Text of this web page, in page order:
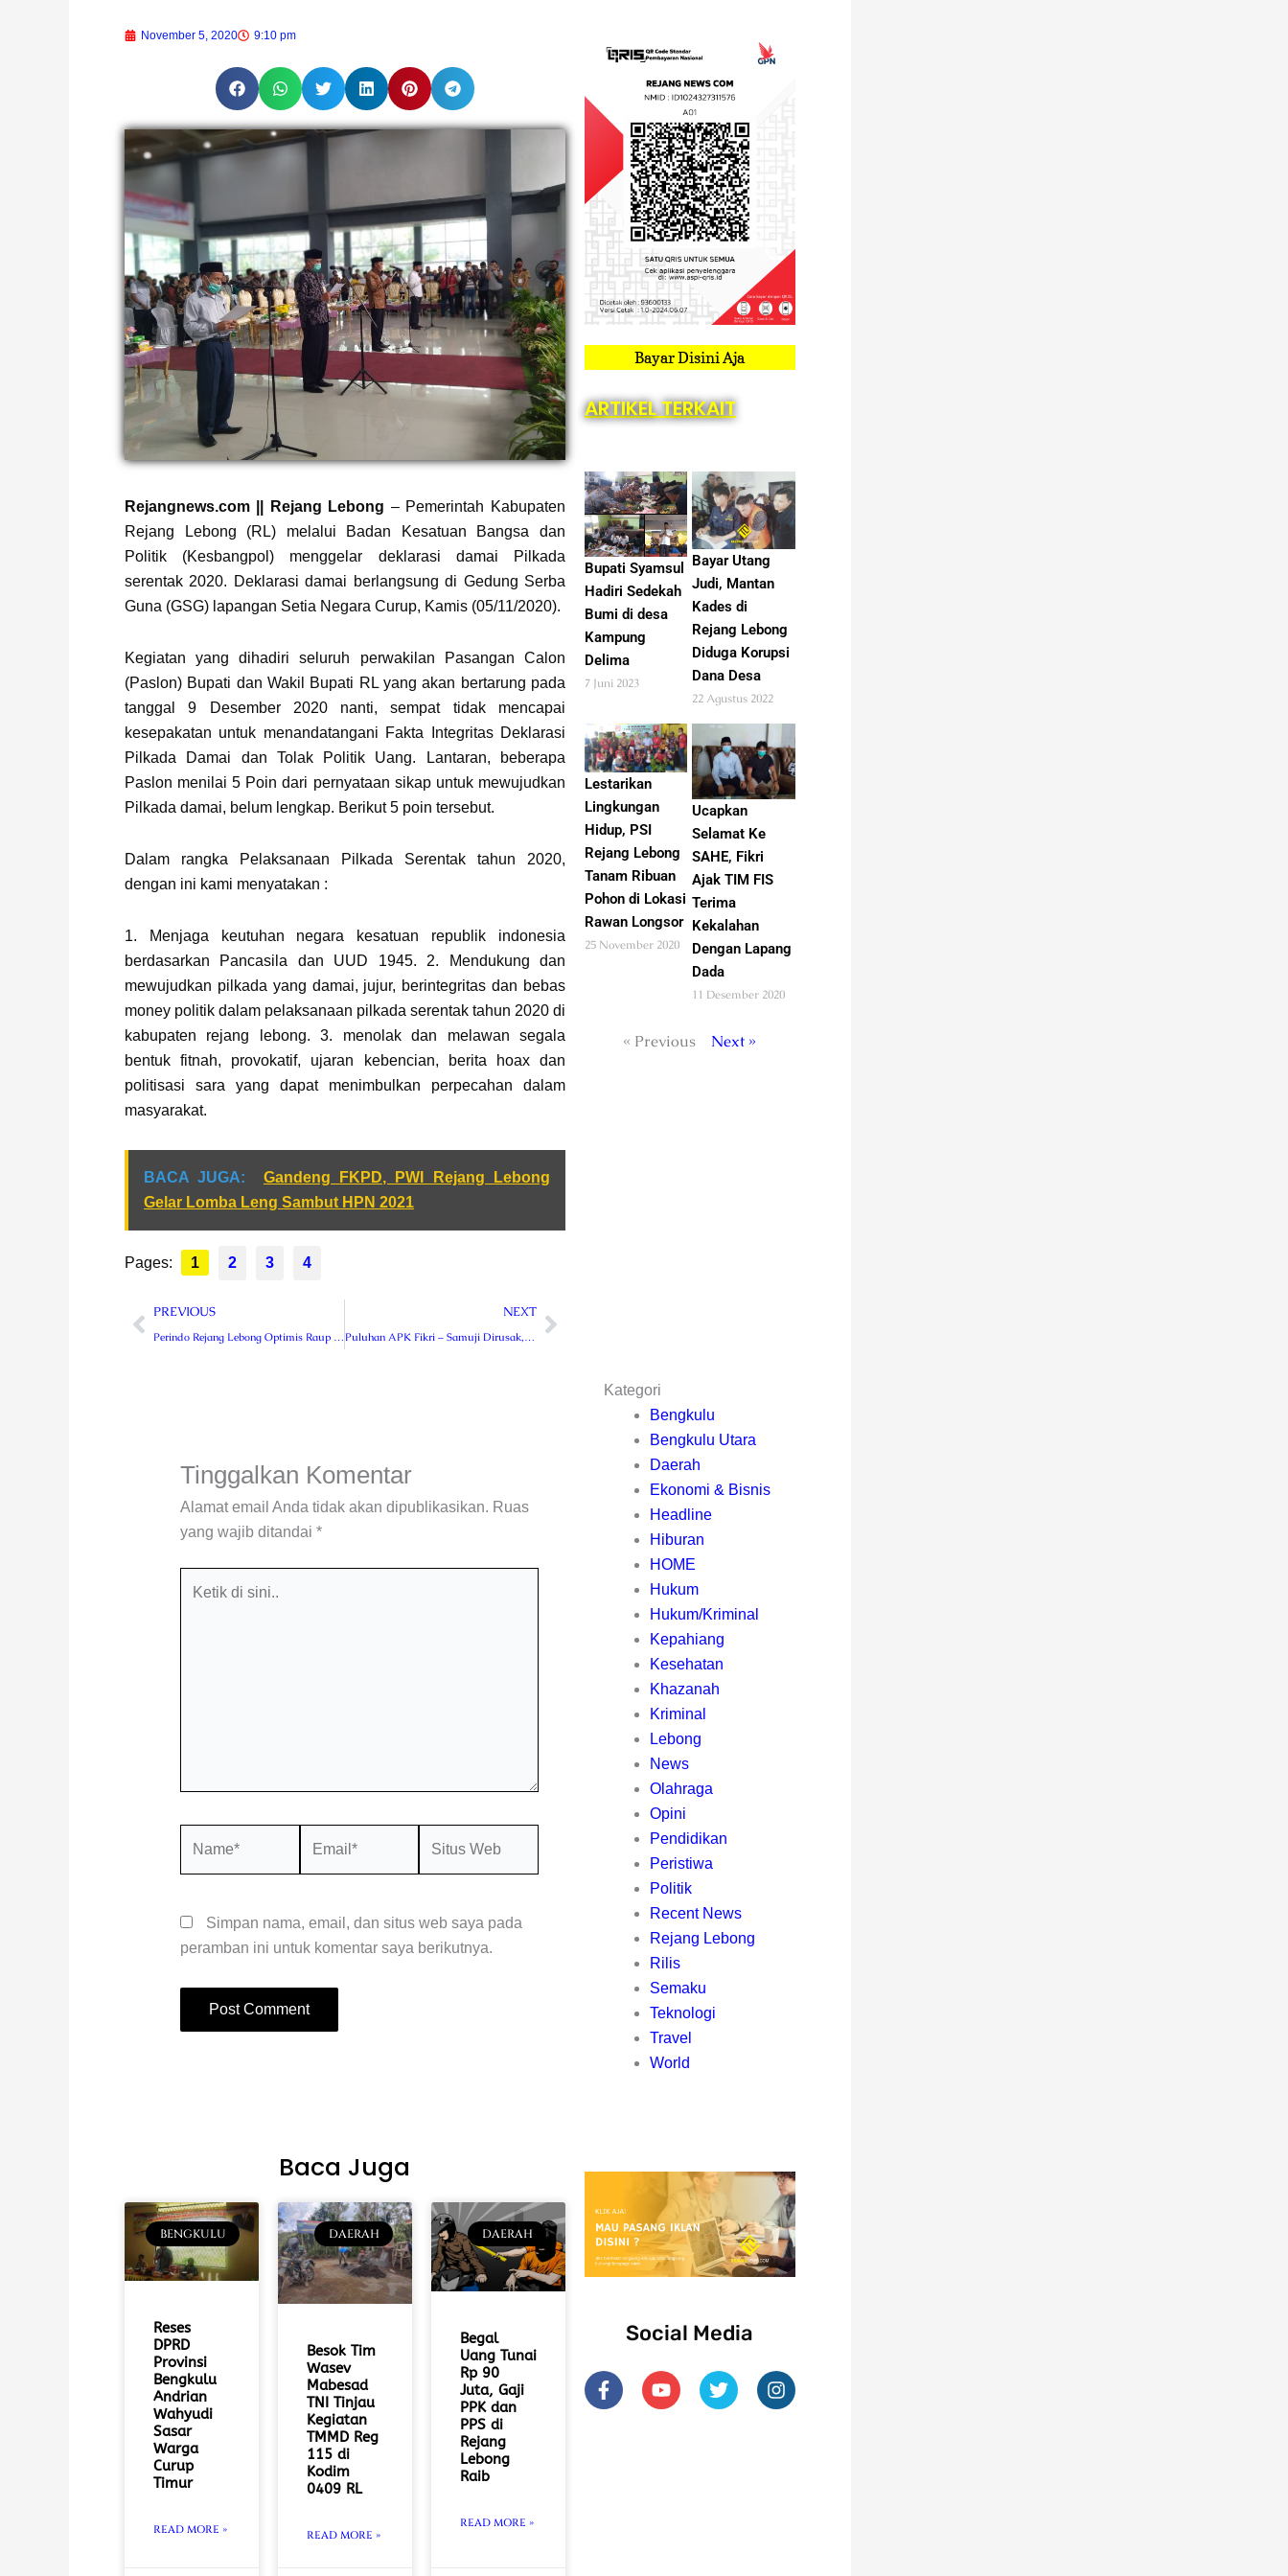
November 5, 2020 9:10 pm
Rejangnews.com || Rejang Lebong – Pemerintah Kabupaten
Rejang Lebong (RL) melalui Badan Kesatuan Bangsa dan
Politik (Kesbangpol) menggelar deklarasi damai Pilkada
serentak 2020. Deklarasi damai berlangsung di Gedung Serba
Guna (GSG) lapangan Setia Negara Curup, Kamis (05/11/2020).
Kegiatan yang dihadiri seluruh perwakilan Pasangan Calon
(Paslon) Bupati dan Wakil Bupati RL yang akan bertarung pada
tanggal 9 Desember 2020 nanti, sempat tidak mencapai
kesepakatan untuk menandatangani Fakta Integritas Deklarasi
Pilkada Damai dan Tolak Politik Uang. Lantaran, beberapa
Paslon menilai 5 Poin dari pernyataan sikap untuk mewujudkan
Pilkada damai, belum lengkap. Berikut 5 poin tersebut.
Dalam rangka Pelaksanaan Pilkada Serentak tahun 2020,
dengan ini kami menyatakan :
1. Menjaga keutuhan negara kesatuan republik indonesia
berdasarkan Pancasila dan UUD 1945. 2. Mendukung dan
mewujudkan pilkada yang damai, jujur, berintegritas dan bebas
money politik dalam pelaksanaan pilkada serentak tahun 2020 di
kabupaten rejang lebong. 3. menolak dan melawan segala
bentuk fitnah, provokatif, ujaran kebencian, berita hoax dan
politisasi sara yang dapat menimbulkan perpecahan dalam
masyarakat.
BACA JUGA:
Gandeng FKPD, PWI Rejang Lebong
Gelar Lomba Leng Sambut HPN 2021
Pages:
Page
1
, Page
2
Page
3
, Page
4
Prev
PREVIOUS NEXTNext
Bayar Disini Aja
ARTIKEL TERKAIT
Bupati Syamsul
Hadiri Sedekah
Bumi di desa
Kampung
Delima
7 Juni 2023
Bayar Utang
Judi, Mantan
Kades di
Rejang Lebong
Diduga Korupsi
Dana Desa
22 Agustus 2022
Lestarikan
Lingkungan
Hidup, PSI
Rejang Lebong
Tanam Ribuan
Pohon di Lokasi
Rawan Longsor
25 November 2020
Ucapkan
Selamat Ke
SAHE, Fikri
Ajak TIM FIS
Terima
Kekalahan
Dengan Lapang
Dada
11 Desember 2020
« Previous Next »
Tinggalkan Komentar
Alamat email Anda tidak akan dipublikasikan. Ruas
yang wajib ditandai *
Simpan nama, email, dan situs web saya pada
peramban ini untuk komentar saya berikutnya.
Kategori
Bengkulu
Bengkulu Utara
Daerah
Ekonomi & Bisnis
Headline
Hiburan
HOME
Hukum
Hukum/Kriminal
Kepahiang
Kesehatan
Khazanah
Kriminal
Lebong
News
Olahraga
Opini
Pendidikan
Peristiwa
Politik
Recent News
Rejang Lebong
Rilis
Semaku
Teknologi
Travel
World
Baca Juga
BENGKULU
Reses
DPRD
Provinsi
Bengkulu
Andrian
Wahyudi
Sasar
Warga
Curup
Timur
READ MORE »
DAERAH
Besok Tim
Wasev
Mabesad
TNI Tinjau
Kegiatan
TMMD Reg
115 di
Kodim
0409 RL
READ MORE »
DAERAH
Begal
Uang Tunai
Rp 90
Juta, Gaji
PPK dan
PPS di
Rejang
Lebong
Raib
READ MORE »
Social Media
F
a
c
Y
o
u
T
w
i
I
n
s